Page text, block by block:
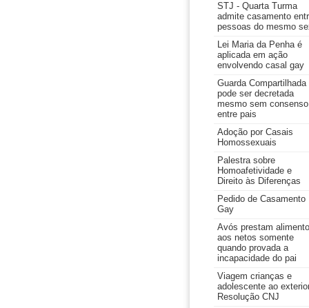
STJ - Quarta Turma
admite casamento
pessoas do mesmo
Lei Maria da Penha é
aplicada em ação
envolvendo casal gay
Guarda Compartilhada
pode ser decretada
mesmo sem consenso
entre pais
Adoção por Casais
Homossexuais
Palestra sobre
Homoafetividade e
Direito às Diferenças
Pedido de Casamento
Gay
Avós prestam
aos netos somente
quando provada a
incapacidade do pai
Viagem crianças e
adolescente ao
Resolução CNJ